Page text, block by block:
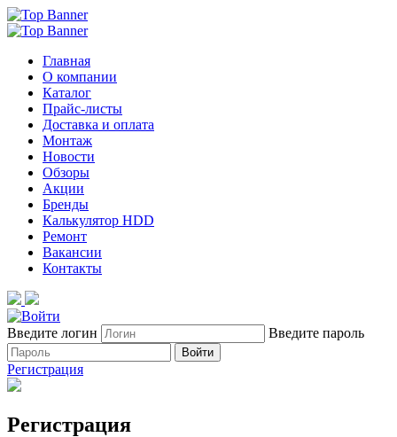
Главная
О компании
Каталог
Прайс-листы
Доставка и оплата
Монтаж
Новости
Обзоры
Акции
Бренды
Калькулятор HDD
Ремонт
Вакансии
Контакты
Введите логин Введите пароль
Войти
Регистрация
Регистрация